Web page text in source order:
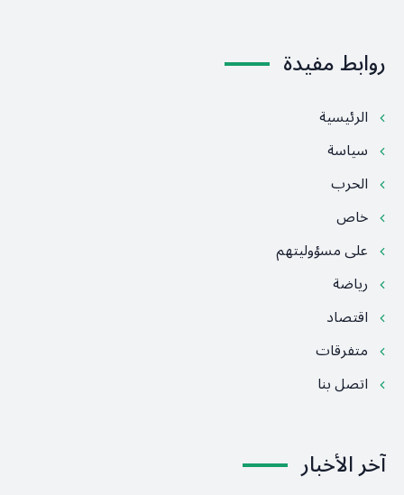
روابط مفيدة
الرئيسية
سياسة
الحرب
خاص
على مسؤوليتهم
رياضة
اقتصاد
متفرقات
اتصل بنا
آخر الأخبار